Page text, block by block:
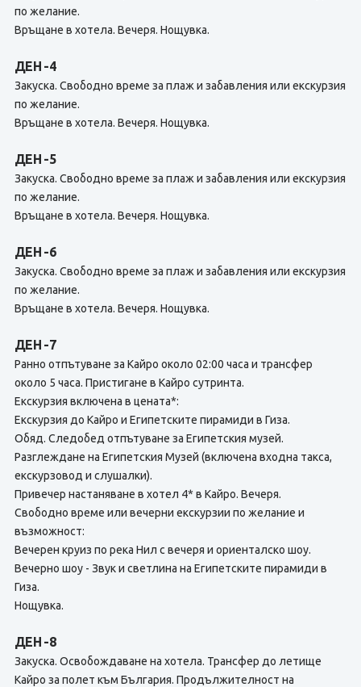
по желание.
Връщане в хотела. Вечеря. Нощувка.
ДЕН -4
Закуска. Свободно време за плаж и забавления или екскурзия
по желание.
Връщане в хотела. Вечеря. Нощувка.
ДЕН -5
Закуска. Свободно време за плаж и забавления или екскурзия
по желание.
Връщане в хотела. Вечеря. Нощувка.
ДЕН -6
Закуска. Свободно време за плаж и забавления или екскурзия
по желание.
Връщане в хотела. Вечеря. Нощувка.
ДЕН -7
Ранно отпътуване за Кайро около 02:00 часа и трансфер
около 5 часа. Пристигане в Кайро сутринта.
Екскурзия включена в цената*:
Екскурзия до Кайро и Египетските пирамиди в Гиза.
Обяд. Следобед отпътуване за Египетския музей.
Разглеждане на Египетския Музей (включена входна такса,
екскурзовод и слушалки).
Привечер настаняване в хотел 4* в Кайро. Вечеря.
Свободно време или вечерни екскурзии по желание и
възможност:
Вечерен круиз по река Нил с вечеря и ориенталско шоу.
Вечерно шоу - Звук и светлина на Египетските пирамиди в
Гиза.
Нощувка.
ДЕН -8
Закуска. Освобождаване на хотела. Трансфер до летище
Кайро за полет към България. Продължителност на